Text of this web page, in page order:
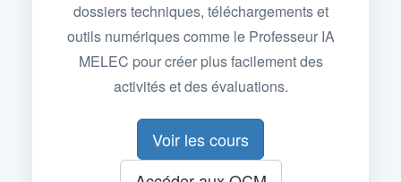
dossiers techniques, téléchargements et
outils numériques comme le Professeur IA
MELEC pour créer plus facilement des
activités et des évaluations.
Voir les cours